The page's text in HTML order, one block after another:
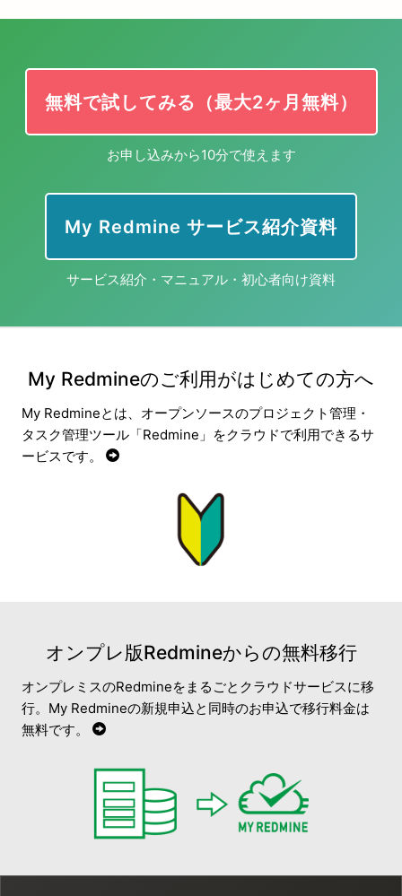
無料で試してみる（最大2ヶ月無料）
お申し込みから10分で使えます
My Redmine サービス紹介資料
サービス紹介・マニュアル・初心者向け資料
My Redmineのご利用がはじめての方へ
My Redmineとは、オープンソースのプロジェクト管理・
タスク管理ツール「Redmine」をクラウドで利用できるサ
ービスです。
オンプレ版Redmineからの無料移行
オンプレミスのRedmineをまるごとクラウドサービスに移
行。My Redmineの新規申込と同時のお申込で移行料金は
無料です。